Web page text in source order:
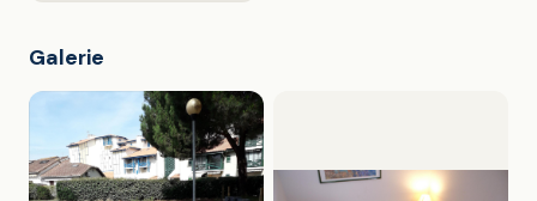
Galerie